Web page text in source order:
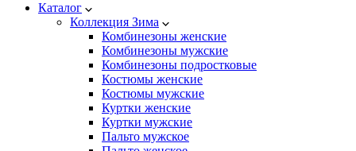
Каталог
Коллекция Зима
Комбинезоны женские
Комбинезоны мужские
Комбинезоны подростковые
Костюмы женские
Костюмы мужские
Куртки женские
Куртки мужские
Пальто мужское